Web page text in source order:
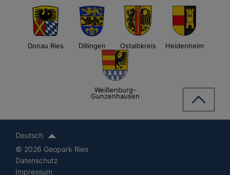
Donau Ries Dillingen Ostalbkreis Heidenheim
Weißenburg-
Gunzenhausen
Deutsch
© 2026 Geopark Ries
Datenschutz
Impressum